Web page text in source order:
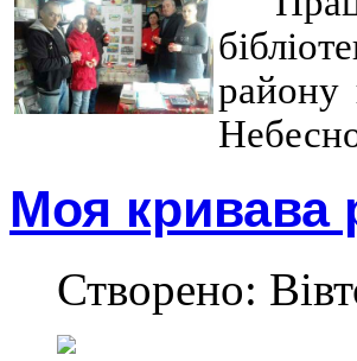
району
Моя кривава
Створено: